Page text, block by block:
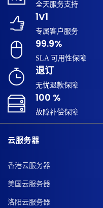
全天服务支持
1V1
专属客户服务
99.9%
SLA 可用性保障
退订
无忧退款保障
100 %
故障补偿保障
云服务器
香港云服务器
美国云服务器
洛阳云服务器